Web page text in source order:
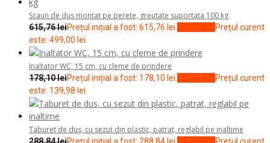
Scaun de dus montat pe perete, greutate suportata 100 kg
615,76leiPrețul inițial a fost: 615,76 lei.
Prețul curent
este: 499,00 lei.
Inaltator WC, 15 cm, cu cleme de prindere
178,10leiPrețul inițial a fost: 178,10 lei.
Prețul curent
este: 139,98 lei.
Taburet de dus, cu sezut din plastic, patrat, reglabil pe inaltime